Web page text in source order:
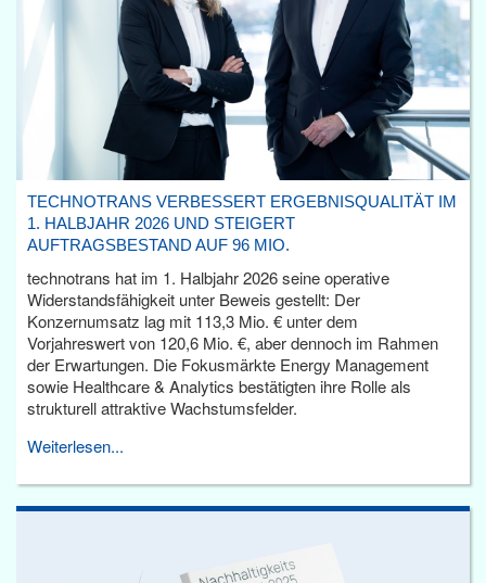
TECHNOTRANS VERBESSERT ERGEBNISQUALITÄT IM
1. HALBJAHR 2026 UND STEIGERT
AUFTRAGSBESTAND AUF 96 MIO.
technotrans hat im 1. Halbjahr 2026 seine operative
Widerstandsfähigkeit unter Beweis gestellt: Der
Konzernumsatz lag mit 113,3 Mio. € unter dem
Vorjahreswert von 120,6 Mio. €, aber dennoch im Rahmen
der Erwartungen. Die Fokusmärkte Energy Management
sowie Healthcare & Analytics bestätigten ihre Rolle als
strukturell attraktive Wachstumsfelder.
Weiterlesen...